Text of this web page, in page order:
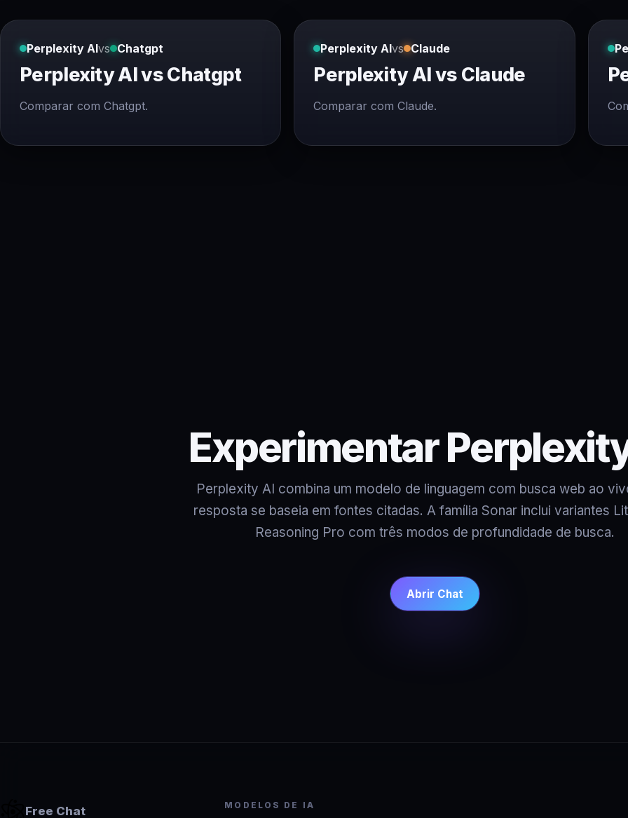
Perplexity AIvs Chatgpt
Perplexity AI vs Chatgpt
Comparar com Chatgpt.
Perplexity AIvs Claude
Perplexity AI vs Claude
Comparar com Claude.
Experimentar
Perplexity AI combina um modelo de linguagem com busca web ao
resposta se baseia em fontes citadas. A família Sonar inclui variantes
Reasoning Pro com três modos de profundidade de busca.
Abrir Chat
Free Chat MODELOS DE IA